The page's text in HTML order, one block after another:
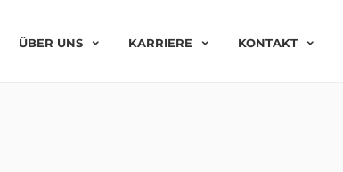
ÜBER UNS KARRIERE KONTAKT